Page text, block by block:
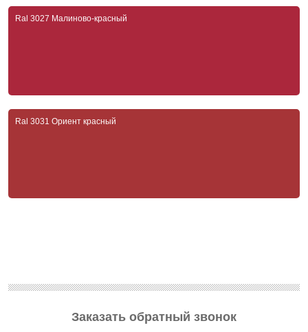
Ral 3027 Малиново-красный
Ral 3031 Ориент красный
Заказать обратный звонок